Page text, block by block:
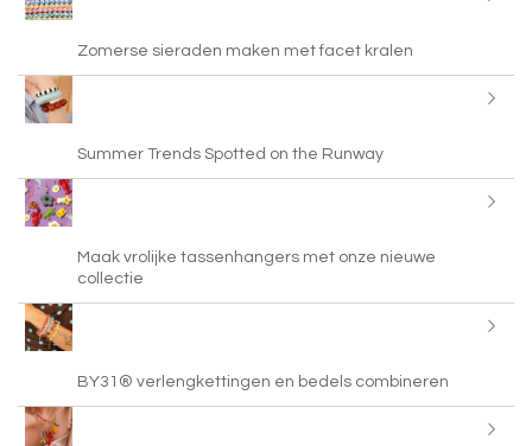
Zomerse sieraden maken met facet kralen
Summer Trends Spotted on the Runway
Maak vrolijke tassenhangers met onze nieuwe
collectie
BY31® verlengkettingen en bedels combineren